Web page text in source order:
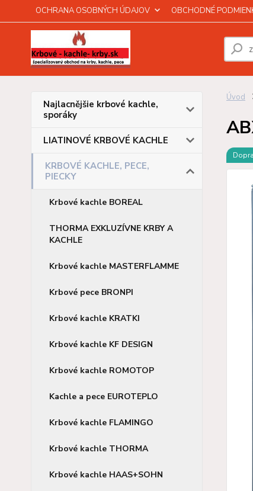
OCHRANA OSOBNÝCH ÚDAJOV OBCHODNÉ
Najlacnějšie krbové kachle,
sporáky
LIATINOVÉ KRBOVÉ KACHLE
KRBOVÉ KACHLE, PECE,
PIECKY
Krbové kachle BOREAL
THORMA EXKLUZÍVNE KRBY A
KACHLE
Krbové kachle MASTERFLAMME
Krbové pece BRONPI
Krbové kachle KRATKI
Krbové kachle KF DESIGN
Krbové kachle ROMOTOP
Kachle a pece EUROTEPLO
Krbové kachle FLAMINGO
Krbové kachle THORMA
Krbové kachle HAAS+SOHN
Úvod